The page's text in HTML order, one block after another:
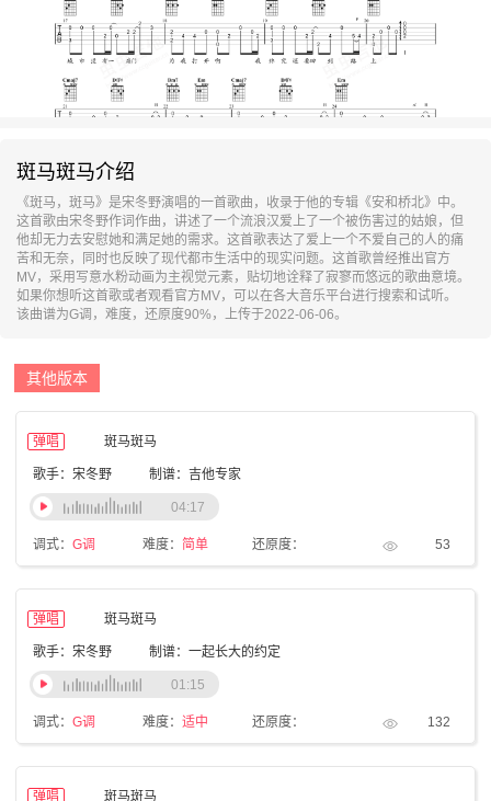
斑马斑马介绍
《斑马，斑马》是宋冬野演唱的一首歌曲，收录于他的专辑《安和桥北》中。
这首歌由宋冬野作词作曲，讲述了一个流浪汉爱上了一个被伤害过的姑娘，但
他却无力去安慰她和满足她的需求。这首歌表达了爱上一个不爱自己的人的痛
苦和无奈，同时也反映了现代都市生活中的现实问题。这首歌曾经推出官方
MV，采用写意水粉动画为主视觉元素，贴切地诠释了寂寥而悠远的歌曲意境。
如果你想听这首歌或者观看官方MV，可以在各大音乐平台进行搜索和试听。
该曲谱为G调，难度，还原度90%，上传于2022-06-06。
其他版本
弹唱 斑马斑马
歌手：宋冬野 制谱：吉他专家
调式： G调 难度： 简单 还原度： 53
04:17
弹唱 斑马斑马
歌手：宋冬野 制谱：一起长大的约定
调式： G调 难度： 适中 还原度： 132
01:15
弹唱 斑马斑马